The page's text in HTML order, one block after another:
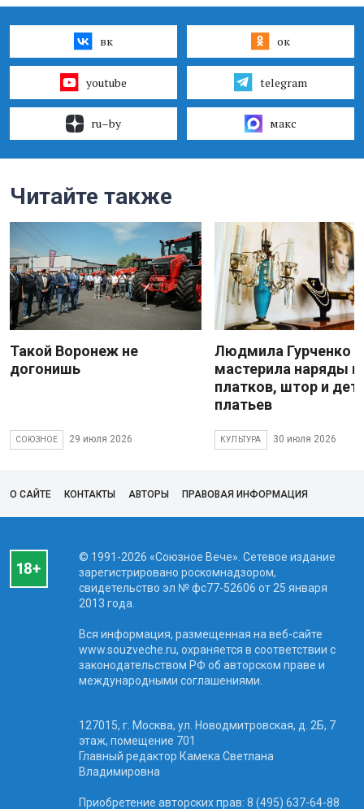
вк ок
youtube telegram
ru–by макс
Читайте также
Такой Воронеж не
догонишь
СОЮЗНОЕ 29 июля 2026
Людмила Гурченко
мастерила наряды
платков, штор и
платьев
КУЛЬТУРА 30 июля 2026
О САЙТЕ КОНТАКТЫ АВТОРЫ ПРАВОВАЯ ИНФОРМАЦИЯ
© 1991-2026 «Союзное Вече». Сетевое издание
зарегистрировано роскомнадзором,
свидетельство эл № фc77-52606 от 25 января
2013 года.
Вся информация, размещенная на веб-сайте
www.souzveche.ru, охраняется в соответствии с
законодательством РФ об авторском праве и
международными соглашениями.
127015, г. Москва, ул. Новодмитровская, д. 2Б, 7
этаж, помещение 701
Главный редактор Камека Светлана
Владимировна
Приобретение авторских прав: 8 (495) 637-64-88